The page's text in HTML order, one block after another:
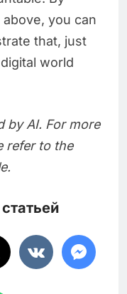
you can
that, just
world
by AI. For more
refer to the